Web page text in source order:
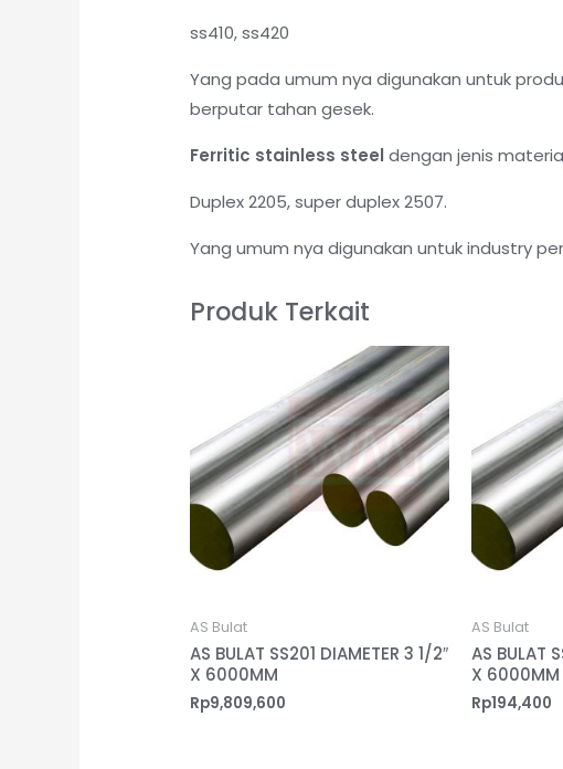
ss410, ss420
Yang pada umum nya digunakan untuk
berputar tahan gesek.
Ferritic stainless steel dengan jenis
Duplex 2205, super duplex 2507.
Yang umum nya digunakan untuk industry
Produk Terkait
AS Bulat
AS BULAT SS201 DIAMETER 3 1/2″
X 6000MM
Rp9,809,600
AS Bulat
AS BULAT
X 6000MM
Rp194,400